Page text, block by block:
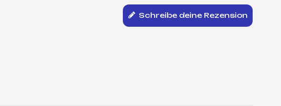
Schreibe deine Rezension